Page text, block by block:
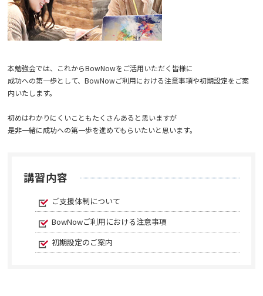
本勉強会では、これからBowNowをご活用いただく皆様に
成功への第一歩として、BowNowご利用における注意事項や初期設定をご案
内いたします。
初めはわかりにくいこともたくさんあると思いますが
是非一緒に成功への第一歩を進めてもらいたいと思います。
講習内容
ご支援体制について
BowNowご利用における注意事項
初期設定のご案内